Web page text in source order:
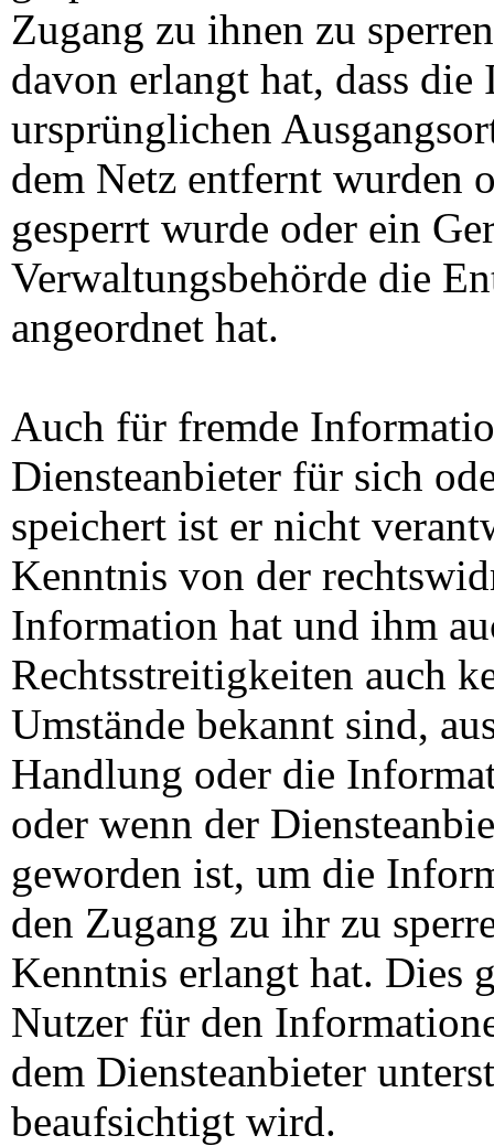
Zugang zu ihnen zu
davon erlangt hat, dass
ursprünglichen
dem Netz entfernt wurden
gesperrt wurde oder ein
Verwaltungsbehörde die
angeordnet hat.
Auch für fremde
Diensteanbieter für sich
speichert ist er nicht
Kenntnis von der
Information hat und ihm
Rechtsstreitigkeiten auch
Umstände bekannt sind,
Handlung oder die
oder wenn der
geworden ist, um die
den Zugang zu ihr zu
Kenntnis erlangt hat. Dies
Nutzer für den
dem Diensteanbieter
beaufsichtigt wird.